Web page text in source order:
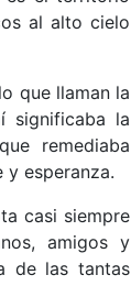
al alto cielo
que llaman la
significaba la
remediaba
esperanza.
casi siempre
amigos y
de las tantas